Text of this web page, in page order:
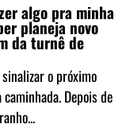
algo pra minha
planeja novo
da turnê de
o próximo
Depois de